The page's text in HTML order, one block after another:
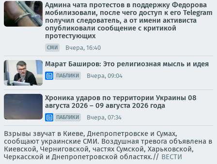
Админа чата протестов в поддержку Федорова
мобилизовали, после чего доступ к его Telegram
получил следователь, а от имени активиста
опубликовали сообщение с критикой
протестующих
СМИ Вчера, 16:40
Марат Баширов: Это религиозная мысль и идея
ПАБЛИКИ Вчера, 09:04
Хроника ударов по территории Украины 08
августа 2026 – 09 августа 2026 года
ПАБЛИКИ Вчера, 07:34
Взрывы звучат в Киеве, Днепропетровске и Сумах,
сообщают украинские СМИ. Воздушная тревога объявлена в
Киевской, Черниговской, частях Сумской, Харьковской,
Черкасской и Днепропетровской областях.// ВЕСТИ